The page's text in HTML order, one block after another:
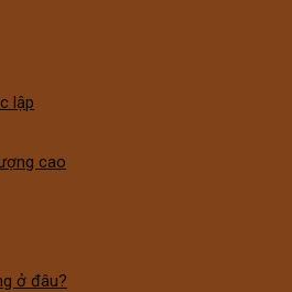
lập
cao
ở đâu?